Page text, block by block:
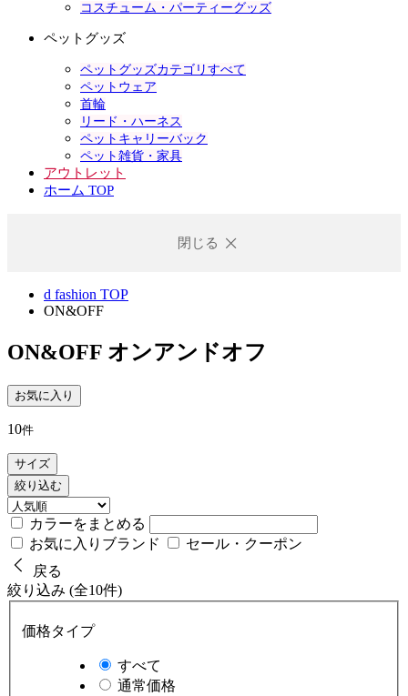
コスチューム・パーティーグッズ
ペットグッズ
ペットグッズカテゴリすべて
ペットウェア
首輪
リード・ハーネス
ペットキャリーバック
ペット雑貨・家具
アウトレット
ホーム TOP
閉じる
d fashion TOP
ON&OFF
ON&OFF オンアンドオフ
お気に入り
10件
サイズ
絞り込む
カラーをまとめる
お気に入りブランド
セール・クーポン
戻る
絞り込み (全10件)
価格タイプ
すべて
通常価格